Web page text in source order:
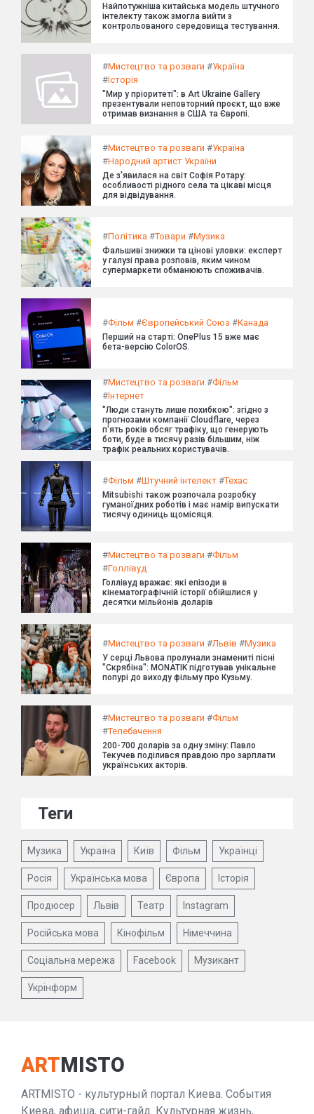
Найпотужніша китайська модель штучного
інтелекту також змогла вийти з
контрольованого середовища тестування.
#Мистецтво та розваги #Україна
#Історія
"Мир у пріоритеті": в Art Ukraine Gallery
презентували неповторний проєкт, що вже
отримав визнання в США та Європі.
#Мистецтво та розваги #Україна
#Народний артист України
Де з'явилася на світ Софія Ротару:
особливості рідного села та цікаві місця
для відвідування.
#Політика #Товари #Музика
Фальшиві знижки та цінові уловки: експерт
у галузі права розповів, яким чином
супермаркети обманюють споживачів.
#Фільм #Європейський Союз #Канада
Перший на старті: OnePlus 15 вже має
бета-версію ColorOS.
#Мистецтво та розваги #Фільм
#Інтернет
"Люди стануть лише похибкою": згідно з
прогнозами компанії Cloudflare, через
п'ять років обсяг трафіку, що генерують
боти, буде в тисячу разів більшим, ніж
трафік реальних користувачів.
#Фільм #Штучний інтелект #Техас
Mitsubishi також розпочала розробку
гуманоїдних роботів і має намір випускати
тисячу одиниць щомісяця.
#Мистецтво та розваги #Фільм
#Голлівуд
Голлівуд вражає: які епізоди в
кінематографічній історії обійшлися у
десятки мільйонів доларів
#Мистецтво та розваги #Львів #Музика
У серці Львова пролунали знамениті пісні
"Скрябіна": MONATIK підготував унікальне
попурі до виходу фільму про Кузьму.
#Мистецтво та розваги #Фільм
#Телебачення
200-700 доларів за одну зміну: Павло
Текучев поділився правдою про зарплати
українських акторів.
Теги
Музика Україна Київ Фільм Українці
Росія Українська мова Європа Історія
Продюсер Львів Театр Instagram
Російська мова Кінофільм Німеччина
Соціальна мережа Facebook Музикант
Укрінформ
ARTMISTO
ARTMISTO - культурный портал Киева. События
Киева, афиша, сити-гайд. Культурная жизнь,